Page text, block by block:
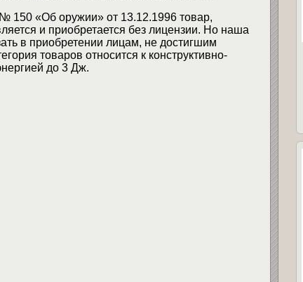
150 «Об оружии» от 13.12.1996 товар,
и приобретается без лицензии. Но наша
в приобретении лицам, не достигшим
товаров относится к конструктивно-
до 3 Дж.